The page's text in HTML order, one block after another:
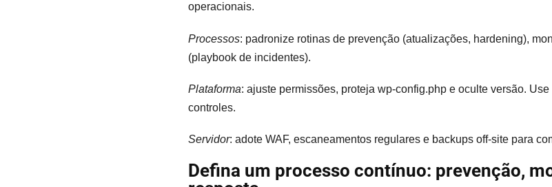
operacionais.
Processos: padronize rotinas de prevenção (atualizações, hardening),
(playbook de incidentes).
Plataforma: ajuste permissões, proteja wp-config.php e oculte versão.
controles.
Servidor: adote WAF, escaneamentos regulares e backups off-site para
Defina um processo contínuo: prevenção,